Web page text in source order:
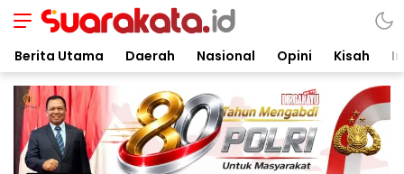
Suarakata.id
Kata Bicara Suara Bergerak
Berita Utama Daerah Nasional Opini Kisah